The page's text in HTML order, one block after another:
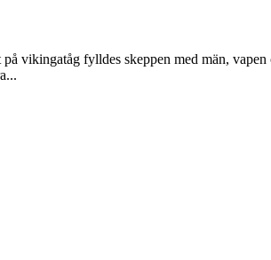
vikingatåg fylldes skeppen med män,